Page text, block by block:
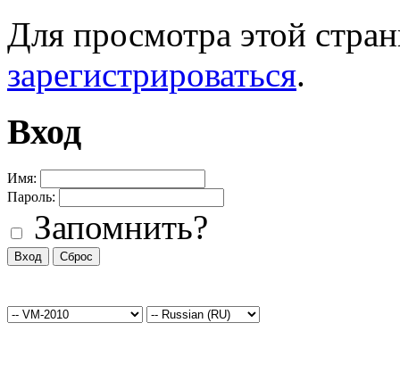
Для просмотра этой
зарегистрироваться.
Вход
Имя:
Пароль:
Запомнить?